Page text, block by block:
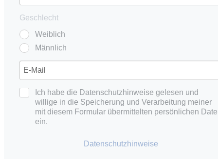
Geschlecht
Weiblich
Männlich
Ich habe die Datenschutzhinweise gelesen und
willige in die Speicherung und Verarbeitung meiner
mit diesem Formular übermittelten persönlichen
ein.
Datenschutzhinweise